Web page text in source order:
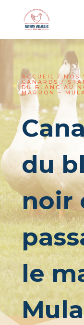
ACCUEIL /NOS
CANARDS /
DU BLANC AU
MARRON –
du
noir
le